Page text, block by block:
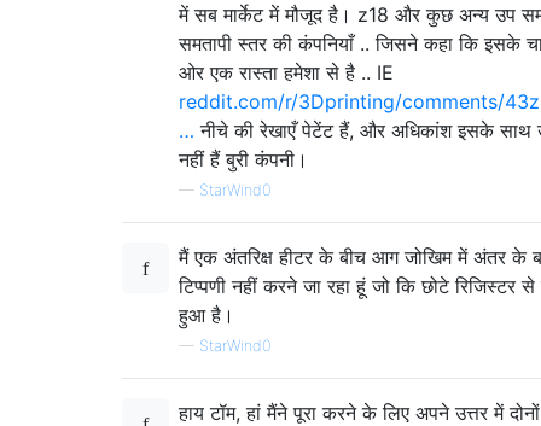
में सब मार्केट में मौजूद है। z18 और कुछ अन्य उप
समतापी स्तर की कंपनियाँ .. जिसने कहा कि इसके
ओर एक रास्ता हमेशा से है .. IE
reddit.com/r/3Dprinting/comments/
… नीचे की रेखाएँ पेटेंट हैं, और अधिकांश इसके साथ
नहीं हैं बुरी कंपनी।
— StarWind0
मैं एक अंतरिक्ष हीटर के बीच आग जोखिम में अंतर के
टिप्पणी नहीं करने जा रहा हूं जो कि छोटे रिजिस्टर
हुआ है।
— StarWind0
हाय टॉम, हां मैंने पूरा करने के लिए अपने उत्तर में दोनों